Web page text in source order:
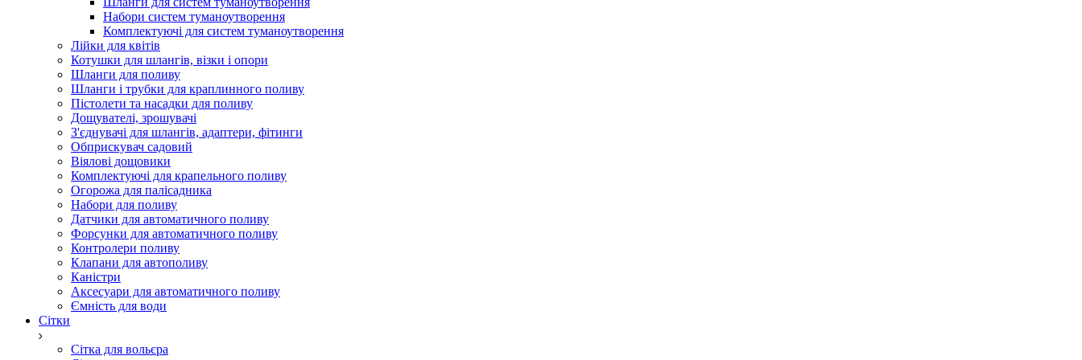
Набори систем туманоутворення
Комплектуючі для систем туманоутворення
Лійки для квітів
Котушки для шлангів, візки і опори
Шланги для поливу
Шланги і трубки для краплинного поливу
Пістолети та насадки для поливу
Дощувателі, зрошувачі
З'єднувачі для шлангів, адаптери, фітинги
Обприскувач садовий
Віялові дощовики
Комплектуючі для крапельного поливу
Огорожа для палісадника
Набори для поливу
Датчики для автоматичного поливу
Форсунки для автоматичного поливу
Контролери поливу
Клапани для автополиву
Каністри
Аксесуари для автоматичного поливу
Ємність для води
Сітки
Сітка для вольєра